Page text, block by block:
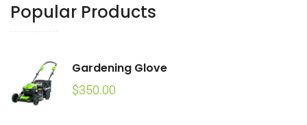
Popular Products
Gardening Glove
$350.00